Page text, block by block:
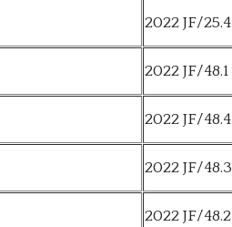
2022 JF/25.4
2022 JF/48.1
2022 JF/48.4
2022 JF/48.3
2022 JF/48.2